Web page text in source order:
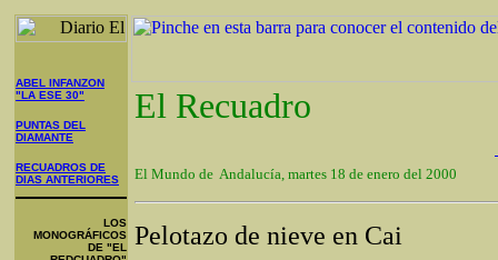
ABEL INFANZON
"LA ESE 30"
PUNTAS DEL
DIAMANTE
RECUADROS DE
DIAS ANTERIORES
LOS
MONOGRÁFICOS
DE "EL
El Recuadro
El Mundo de Andalucía, martes 18 de enero del 2000
Pelotazo de nieve en Cai